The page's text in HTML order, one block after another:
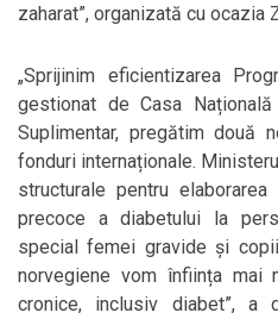
zaharat”, organizată cu ocazia
„Sprijinim eficientizarea
gestionat de Casa
Suplimentar, pregătim două
fonduri internaționale.
structurale pentru
precoce a diabetului la
special femei gravide și
norvegiene vom înființa mai
cronice, inclusiv diabet”, a